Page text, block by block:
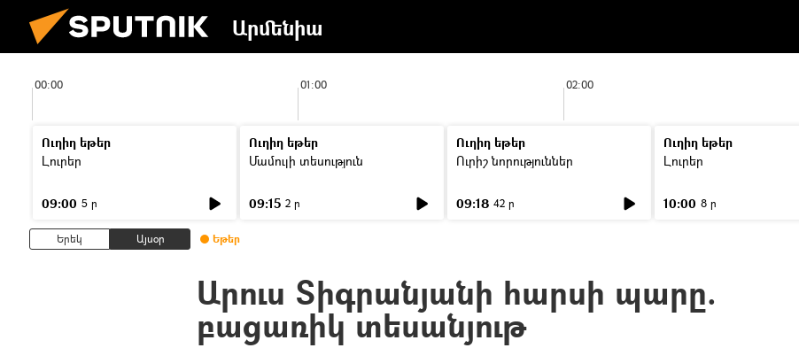
Արմենիա
00:00 01:00 02:00
Ուղիղ եթեր
Լուրեր
09:00 5 ր
Ուղիղ եթեր
Մամուլի տեսություն
09:15 2 ր
Ուղիղ եթեր
Ուրիշ նորություններ
09:18 42 ր
Ուղիղ եթեր
Լուրեր
10:00 8 ր
Երեկ Այսօր Եթեր
Արուս Տիգրանյանի հարսի պարը.
բացառիկ տեսանյութ